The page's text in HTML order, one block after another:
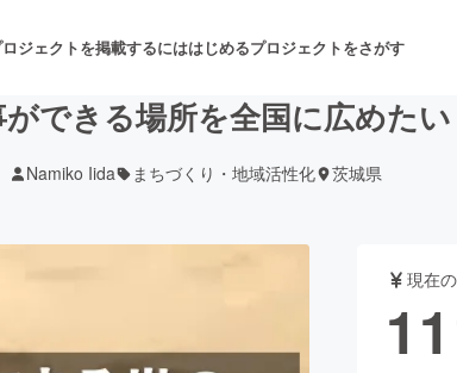
ジェクトを掲載するにははじめるプロジェクトをさがす
舞台・パフォーマンス
サービス開発 フード・飲食店
できる場所を全国に広めたい
Namiko Iida まちづくり・地域活性化 茨城県
現在